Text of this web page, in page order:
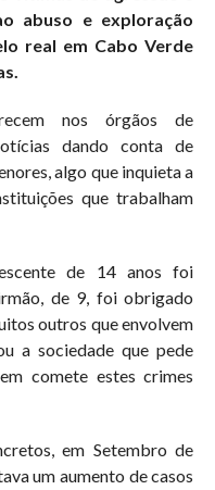
abuso e exploração
real em Cabo Verde
nos órgãos de
dando conta de
algo que inquieta a
que trabalham
de 14 anos foi
de 9, foi obrigado
outros que envolvem
a sociedade que pede
comete estes crimes
em Setembro de
um aumento de casos